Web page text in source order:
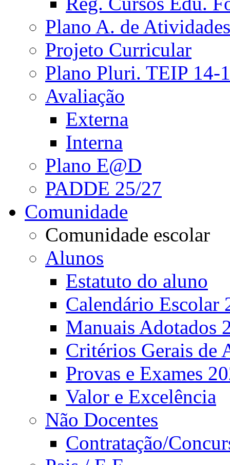
Plano A. de Atividades
Projeto Curricular
Plano Pluri. TEIP 14-
Avaliação
Externa
Interna
Plano E@D
PADDE 25/27
Comunidade
Comunidade escolar
Alunos
Estatuto do aluno
Calendário Escolar
Manuais Adotados
Critérios Gerais de
Provas e Exames
Valor e Excelência
Não Docentes
Contratação/